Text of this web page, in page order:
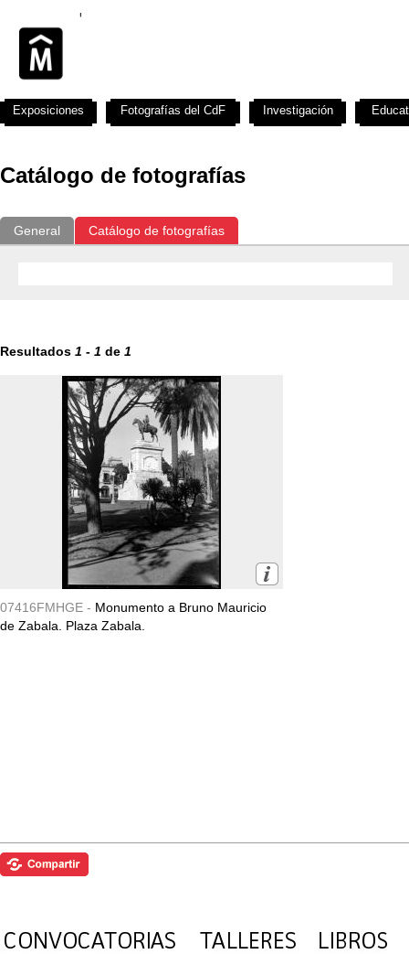
Catálogo de fotografías
General Catálogo de fotografías
Resultados 1 - 1 de 1
07416FMHGE - Monumento a Bruno Mauricio
de Zabala. Plaza Zabala.
Exposiciones Fotografías del CdF Investigación